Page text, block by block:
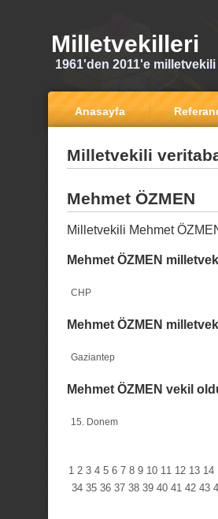
Milletvekilleri
1961'den 2011'e
Anasayfa
Milletvekili
Mehmet ÖZMEN
Milletvekili Mehmet
Mehmet ÖZMEN
CHP
Mehmet ÖZMEN
Gaziantep
Mehmet ÖZMEN vekil
15. Donem
1 2 3 4 5 6 7 8 9 10 11 12 13 14
34 35 36 37 38 39 40 41 42 43